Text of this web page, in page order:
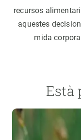
recursos
aquestes
mida
Està